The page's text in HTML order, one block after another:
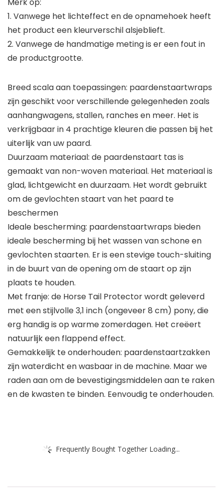
Merk op:
1. Vanwege het lichteffect en de opnamehoek heeft
het product een kleurverschil alsjeblieft.
2. Vanwege de handmatige meting is er een fout in
de productgrootte.
Breed scala aan toepassingen: paardenstaartwraps
zijn geschikt voor verschillende gelegenheden zoals
aanhangwagens, stallen, ranches en meer. Het is
verkrijgbaar in 4 prachtige kleuren die passen bij het
uiterlijk van uw paard.
Duurzaam materiaal: de paardenstaart tas is
gemaakt van non-woven materiaal. Het materiaal is
glad, lichtgewicht en duurzaam. Het wordt gebruikt
om de gevlochten staart van het paard te
beschermen
Ideale bescherming: paardenstaartwraps bieden
ideale bescherming bij het wassen van schone en
gevlochten staarten. Er is een stevige touch-sluiting
in de buurt van de opening om de staart op zijn
plaats te houden.
Met franje: de Horse Tail Protector wordt geleverd
met een stijlvolle 3,1 inch (ongeveer 8 cm) pony, die
erg handig is op warme zomerdagen. Het creëert
natuurlijk een flappend effect.
Gemakkelijk te onderhouden: paardenstaartzakken
zijn waterdicht en wasbaar in de machine. Maar we
raden aan om de bevestigingsmiddelen aan te raken
en de kwasten te binden. Eenvoudig te onderhouden.
Frequently Bought Together Loading...